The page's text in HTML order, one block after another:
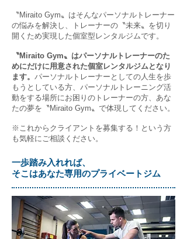
〝Miraito Gym〟はそんなパーソナルトレーナー
の悩みを解決し、トレーナーの〝未来〟を切り
開くため実現した個室型レンタルジムです。
〝Miraito Gym〟はパーソナルトレーナーのた
めにだけに用意された個室レンタルジムとなり
ます。 パーソナルトレーナーとしての人生を歩
もうとしている方、パーソナルトレーニング活
動をする場所にお困りのトレーナーの方、あな
たの夢を〝Miraito Gym〟で体現してください。
※これからクライアントを募集する！という方
も気軽にご相談ください。
​一歩踏み入れれば、
そこはあなた専用のプライベートジム